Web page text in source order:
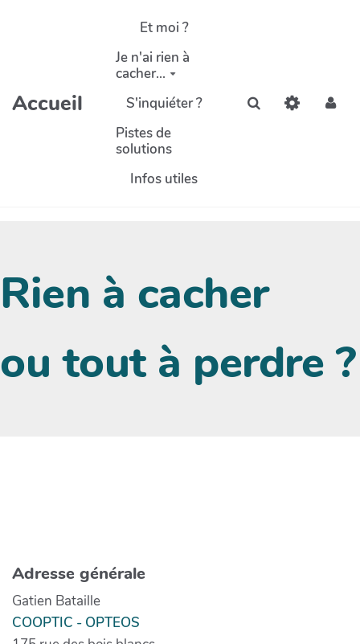
Aller au contenu principal
Accueil
Et moi ?
Je n'ai rien à
cacher...
S'inquiéter ?
Pistes de
solutions
Infos utiles
Rechercher
Rien à cacher
ou tout à perdre ?
Adresse générale
Gatien Bataille
COOPTIC - OPTEOS